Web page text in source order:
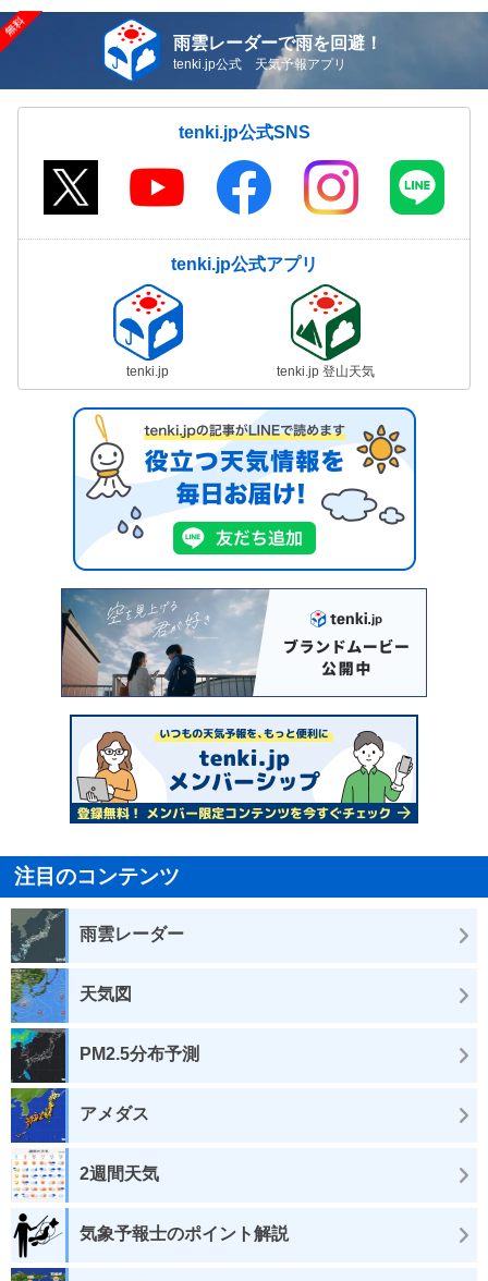
雨雲レーダーで雨を回避！
tenki.jp公式 天気予報アプリ
tenki.jp公式SNS
tenki.jp公式アプリ
tenki.jp tenki.jp 登山天気
注目のコンテンツ
雨雲レーダー
天気図
PM2.5分布予測
アメダス
2週間天気
気象予報士のポイント解説